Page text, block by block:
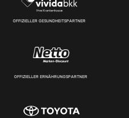
OFFIZIELLER GESUNDHEITSPARTNER
OFFIZIELLER ERNÄHRUNGSPARTNER